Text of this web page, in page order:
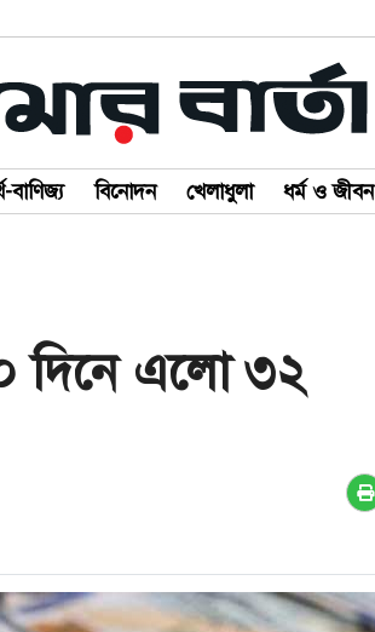
বাণিজ্য বিনোদন খেলাধুলা ধর্ম ও জীবন
দিনে এলো ৩২